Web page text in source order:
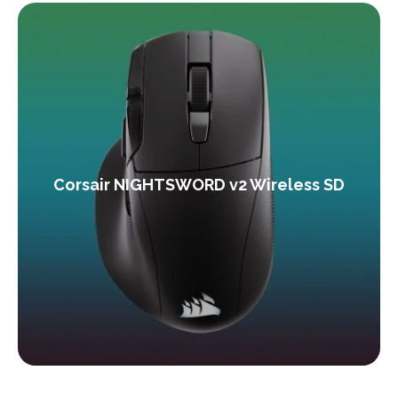
Corsair NIGHTSWORD v2 Wireless SD